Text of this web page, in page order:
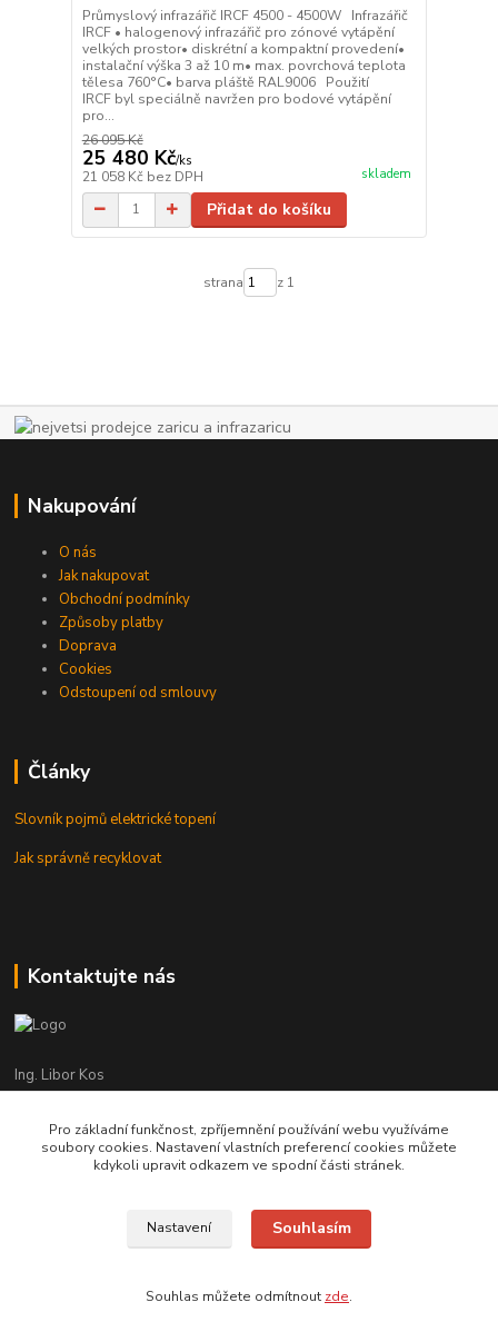
Průmyslový infrazářič IRCF 4500 - 4500W Infrazářič
IRCF • halogenový infrazářič pro zónové vytápění
velkých prostor• diskrétní a kompaktní provedení•
instalační výška 3 až 10 m• max. povrchová teplota
tělesa 760°C• barva pláště RAL9006 Použití
IRCF byl speciálně navržen pro bodové vytápění
pro...
26 095 Kč
25 480 Kč/ks
21 058 Kč bez DPH skladem
Přidat do košíku
strana z 1
Nakupování
O nás
Jak nakupovat
Obchodní podmínky
Způsoby platby
Doprava
Cookies
Odstoupení od smlouvy
Články
Slovník pojmů elektrické topení
Jak správně recyklovat
Kontaktujte nás
Ing. Libor Kos
+420 601 555 225
(Po-Pá: 8-17:00 hod.)
info@infrasystemy.cz
infrasystémy s.r.o. 2012-2019
Pro základní funkčnost, zpříjemnění používání webu využíváme
soubory cookies. Nastavení vlastních preferencí cookies můžete
kdykoli upravit odkazem ve spodní části stránek.
Nastavení Souhlasím
Souhlas můžete odmítnout zde.